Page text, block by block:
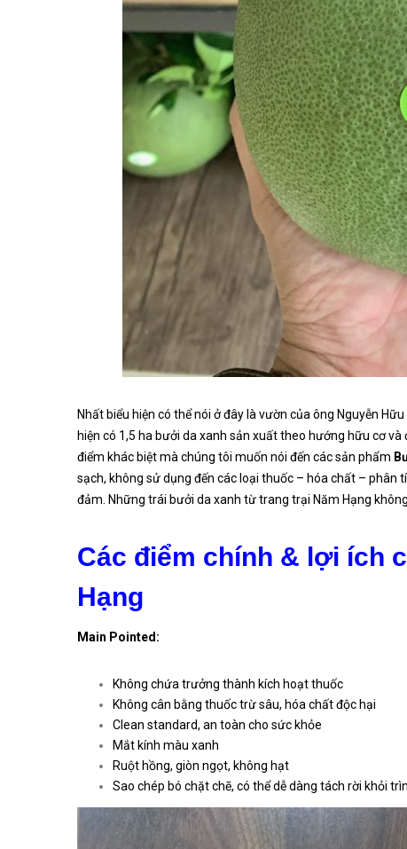
Nhất biểu hiện có thể nói ở đây là vườn của ông Nguyễn
hiện có 1,5 ha bưởi da xanh sản xuất theo hướng hữu cơ và
điểm khác biệt mà chúng tôi muốn nói đến các sản phẩm
sạch, không sử dụng đến các loại thuốc – hóa chất – phân
đảm. Những trái bưởi da xanh từ trang trại Năm Hạng
Các điểm chính & lợi ích
Hạng
Main Pointed:
Không chứa trưởng thành kích hoạt thuốc
Không cân bằng thuốc trừ sâu, hóa chất độc hại
Clean standard, an toàn cho sức khỏe
Mắt kính màu xanh
Ruột hồng, giòn ngọt, không hạt
Sao chép bó chặt chẽ, có thể dễ dàng tách rời khỏi